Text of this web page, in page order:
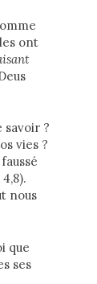
ont
savoir ?
vies ?
4,8).
nous
que
ses